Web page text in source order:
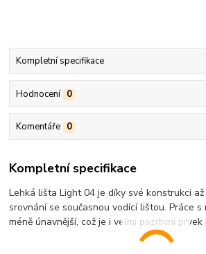
Kompletní specifikace
Hodnocení 0
Komentáře 0
Kompletní specifikace
Lehká lišta Light 04 je díky své konstrukci
srovnání se současnou vodící lištou. Práce
méně únavnější, což je i velmi pozitivní